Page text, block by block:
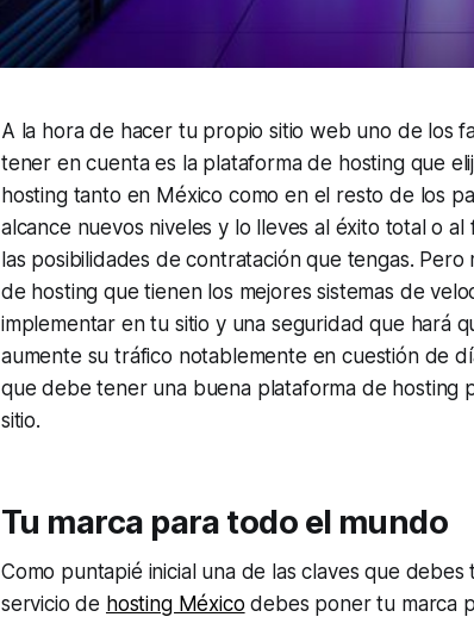
A la hora de hacer tu propio sitio web uno de los
tener en cuenta es la plataforma de hosting que
hosting tanto en México como en el resto de los
alcance nuevos niveles y lo lleves al éxito total o
las posibilidades de contratación que tengas. Pero
de hosting que tienen los mejores sistemas de
implementar en tu sitio y una seguridad que hará
aumente su tráfico notablemente en cuestión de
que debe tener una buena plataforma de hosting
sitio.
Tu marca para todo el mundo
Como puntapié inicial una de las claves que
servicio de hosting México debes poner tu marca